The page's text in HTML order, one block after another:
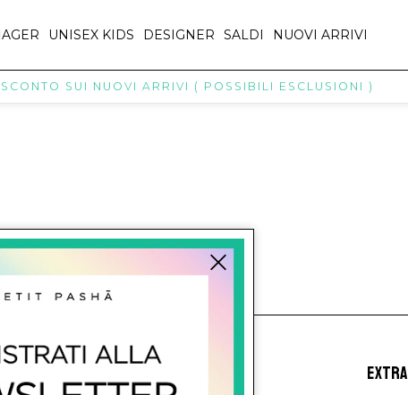
UNISEX KIDS DESIGNER SALDI NUOVI ARRIVI
SUI NUOVI ARRIVI ( POSSIBILI ESCLUSIONI )
EXTRA